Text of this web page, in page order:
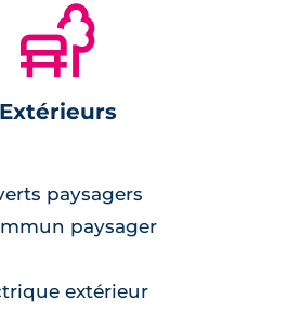
🌲
Extérieurs
paysagers
paysager
extérieur